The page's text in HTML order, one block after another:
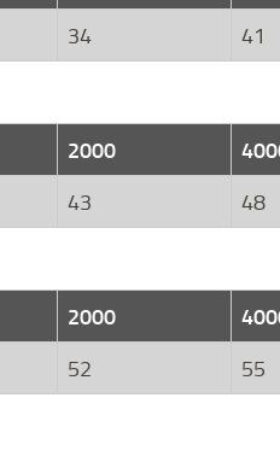
34 41
2000
43 48
2000
52 55